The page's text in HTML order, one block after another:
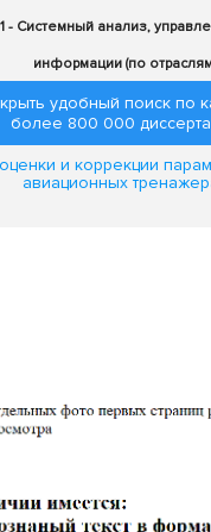
- Системный анализ,
информации (по
удобный поиск по
более 800 000
и коррекции
авиационных